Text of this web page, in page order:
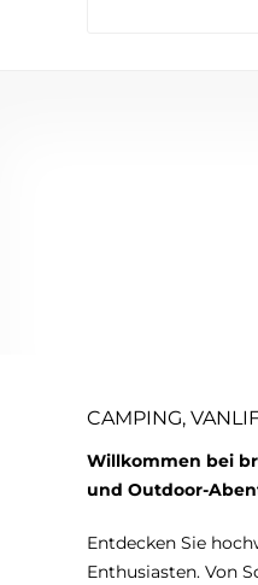
CAMPING,
Willkommen bei
und Outdoor-
Entdecken Sie
Enthusiasten. Von